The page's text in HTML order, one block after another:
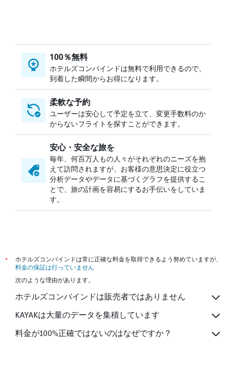
100％無料
ホテルズコンバインドは無料で利用できるので、
到着した瞬間からお得になります。
柔軟な予約
ユーザーは安心して予定を立て、変更手数料のか
からないフライトを探すことができます。
安心・安全な旅を
毎年、何百万人もの人々がそれぞれのニーズを抱
えて訪問されますが、お客様の意思決定に役立つ
分析データやデータに基づくグラフを提供するこ
とで、旅の計画を容易にするお手伝いをしていま
す。
*
ホテルズコンバインドは常に正確な料金を取得できるよう努めていますが、
料金の保証は行っていません
次のような理由があります。
ホテルズコンバインドは販売者ではありません
KAYAKは大量のデータを集積しています
料金が100%正確ではないのはなぜですか？